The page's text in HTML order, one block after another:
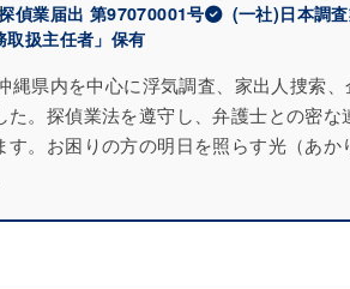
偵業届出 第97070001号
(一社)日本調
取扱主任者」保有
縄県内を中心に浮気調査、家出人捜索
。探偵業法を遵守し、弁護士との密な
す。お困りの方の明日を照らす光（あ